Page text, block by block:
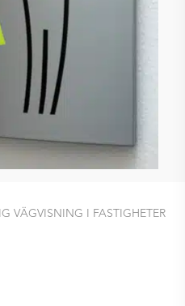
VÄGVISNING I FASTIGHETER